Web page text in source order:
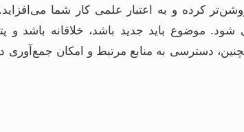
کرده و به اعتبار علمی کار شما
موضوع باید جدید باشد، خلاقانه باشد و
دسترسی به منابع مرتبط و امکان جمع‌آوری